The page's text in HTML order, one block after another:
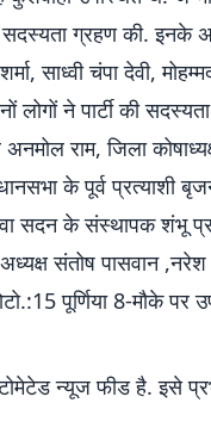
ग्रहण की. इनके
साध्वी चंपा देवी,
लोगों ने पार्टी की
राम, जिला
के पूर्व प्रत्याशी
सदन के संस्थापक शंभू
संतोष पासवान ,नरेश
पूर्णिया 8-मौके
न्यूज फीड है. इसे